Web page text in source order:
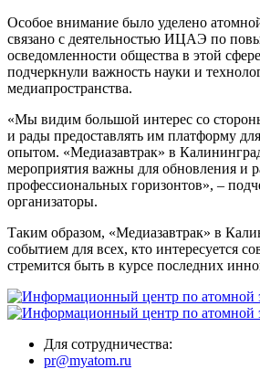
Особое внимание было уделено
связано с деятельностью ИЦАЭ по
осведомленности общества в этой
подчеркнули важность науки и
медиапространства.
«Мы видим большой интерес со
и рады предоставлять им платформу
опытом. «Медиазавтрак» в
мероприятия важны для обновления и
профессиональных горизонтов», –
организаторы.
Таким образом, «Медиазавтрак» в
событием для всех, кто интересуется
стремится быть в курсе последних
Для сотрудничества:
pr@myatom.ru